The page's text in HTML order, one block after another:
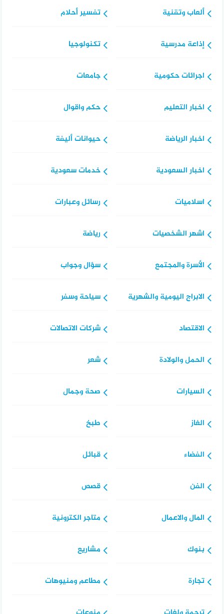
ألعاب وتقنية
إذاعة مدرسية
اجرائات حكومية
اخبار التعليم
اخبار الرياضة
اخبار السعودية
اسلاميات
اشهر الشخصيات
الأسرة والمجتمع
الابراج اليومية والشهرية
الاقتصاد
الحمل والولادة
السيارات
الغاز
الفضاء
الفن
المال والاعمال
بنوك
تجارة
تفسير أحلام
تكنولوجيا
جامعات
حكم واقوال
حيوانات أليفة
خدمات سعودية
رسائل وعبارات
رياضة
سؤال وجواب
سياحة وسفر
شركات الاتصالات
شعر
صحة وجمال
طبخ
قبائل
قصص
متاجر الكترونية
مشاريع
مطاعم ومنيوهات